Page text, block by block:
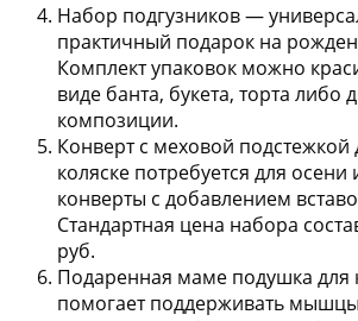
Набор подгузников—
практичный подарок на
Комплект упаковок можно
виде банта, букета, торта либо
композиции.
Конверт с меховой подстежкой
коляске потребуется для
конверты с добавлением
Стандартная цена набора
руб.
Подаренная маме подушка для
помогает поддерживать